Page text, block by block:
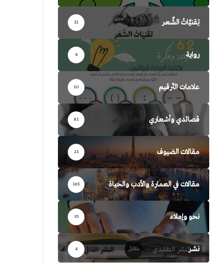
تِقنيَّاتُ الشِّعر 11
رواية 6
علامات التّرقيم 10
قصائدي وأشعاري 81
مقالات الضيوف 21
مقالات في العمارة والأدب والحياة 165
نحو وإملاء 35
نشر 4